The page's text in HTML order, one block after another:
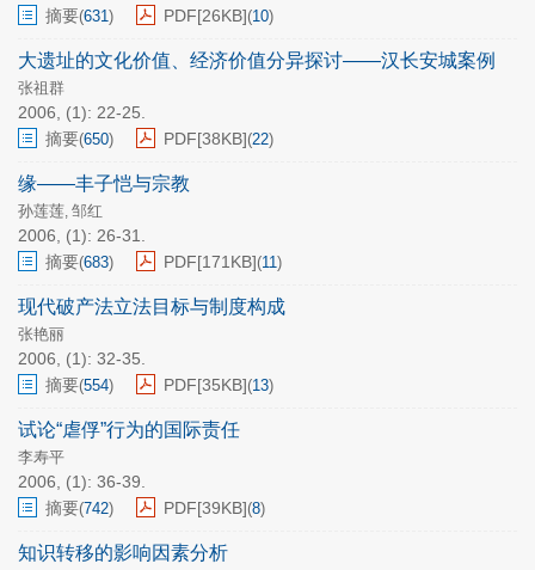
摘要(631) PDF[26KB](10)
大遗址的文化价值、经济价值分异探讨——汉长安城案例
张祖群
2006, (1): 22-25.
摘要(650) PDF[38KB](22)
缘——丰子恺与宗教
孙莲莲, 邹红
2006, (1): 26-31.
摘要(683) PDF[171KB](11)
现代破产法立法目标与制度构成
张艳丽
2006, (1): 32-35.
摘要(554) PDF[35KB](13)
试论“虐俘”行为的国际责任
李寿平
2006, (1): 36-39.
摘要(742) PDF[39KB](8)
知识转移的影响因素分析